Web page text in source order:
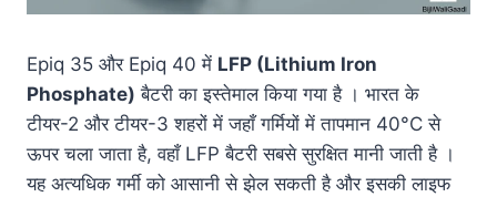
Epiq 35 और Epiq 40 में LFP (Lithium Iron
Phosphate) बैटरी का इस्तेमाल किया गया है । भारत के
टीयर-2 और टीयर-3 शहरों में जहाँ गर्मियों में तापमान 40°C से
ऊपर चला जाता है, वहाँ LFP बैटरी सबसे सुरक्षित मानी जाती है ।
यह अत्यधिक गर्मी को आसानी से झेल सकती है और इसकी लाइफ